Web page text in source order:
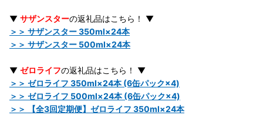
▼ サザンスターの返礼品はこちら！ ▼
＞＞ サザンスター 350ml×24本
＞＞ サザンスター 500ml×24本
▼ ゼロライフの返礼品はこちら！ ▼
＞＞ ゼロライフ 350ml×24本 (6缶パック×4)
＞＞ ゼロライフ 500ml×24本 (6缶パック×4)
＞＞ 【全3回定期便】ゼロライフ 350ml×24本